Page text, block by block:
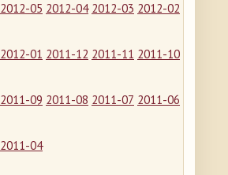
2012-05 2012-04 2012-03 2012-02
2012-01 2011-12 2011-11 2011-10
2011-09 2011-08 2011-07 2011-06
2011-04